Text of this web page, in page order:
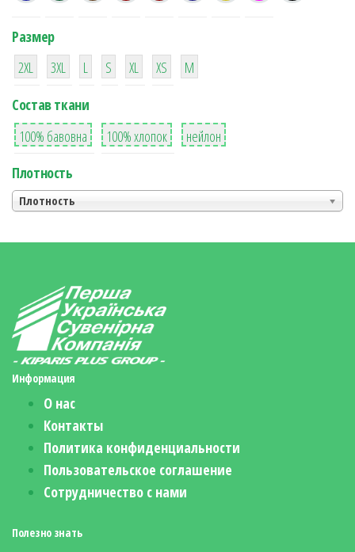
Размер
38
2XL
16
3XL
42
L
42
S
42
XL XS
М
Состав ткани
8
100% бавовна
36
100% хлопок
2
нейлон
Плотность
Плотность
Информация
О нас
Контакты
Политика конфиденциальности
Пользовательское соглашение
Сотрудничество с нами
Полезно знать